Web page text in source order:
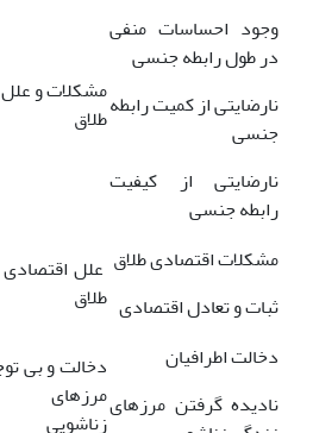
وجود احساسات منفی
در طول رابطه جنسی
نارضایتی از کمیت رابطه
جنسی
نارضایتی از کیفیت
رابطه جنسی
مشکلات و
طلاق
مشکلات اقتصادی طلاق
ثبات و تعادل اقتصادی
علل
طلاق
دخالت اطرافیان
نادیده گرفتن مرزهای
دخالت و بی
مرزهای
زناشویی